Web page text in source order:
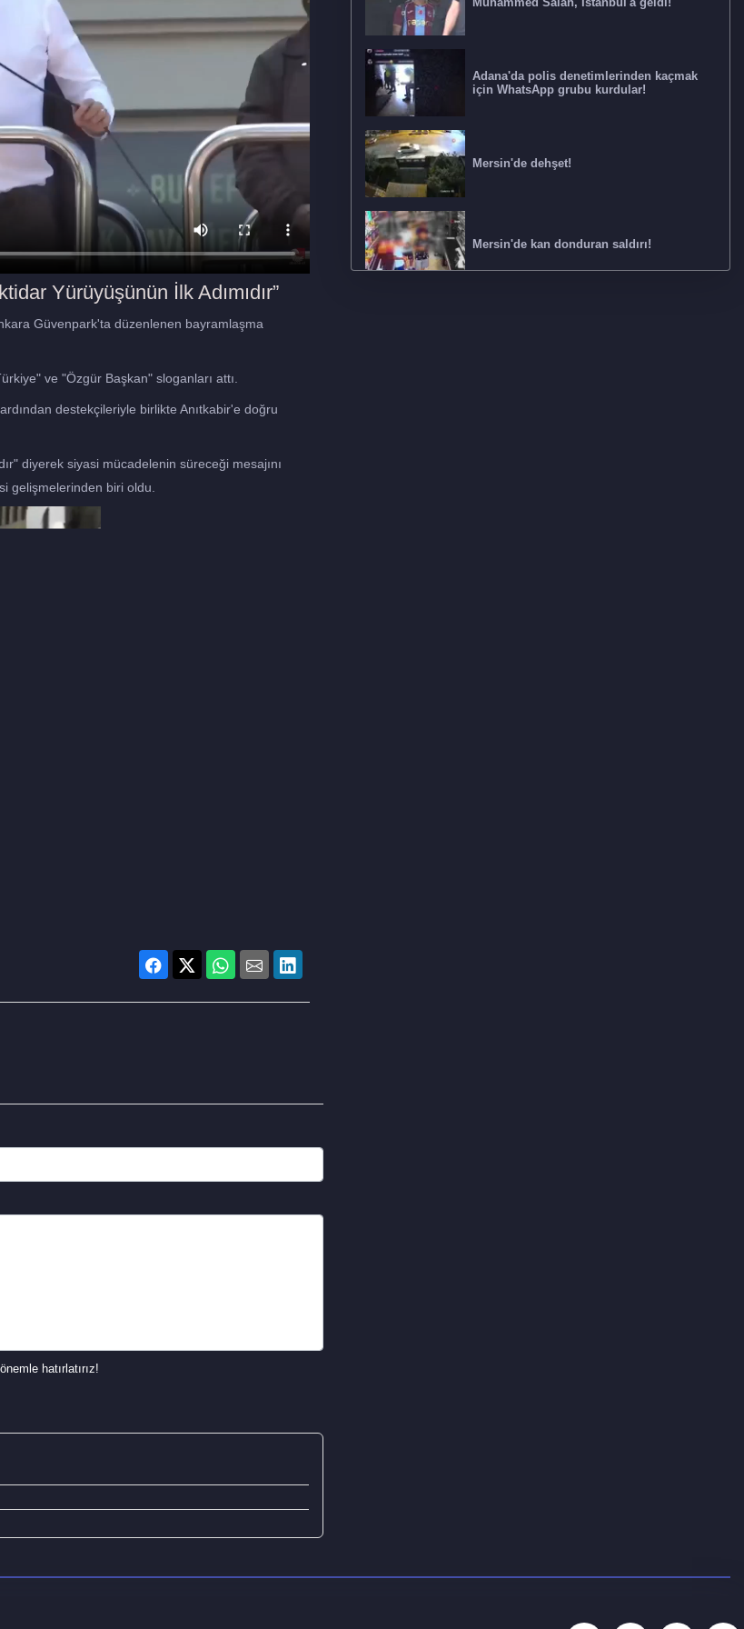
Yürüyüşünün İlk Adımıdır”
Güvenpark'ta düzenlenen bayramlaşma
ve "Özgür Başkan" sloganları attı.
destekçileriyle birlikte Anıtkabir'e doğru
diyerek siyasi mücadelenin süreceği mesajını
gelişmelerinden biri oldu.
hatırlatırız!
Adana'da polis denetimlerinden kaçmak
için WhatsApp grubu kurdular!
Mersin'de dehşet!
Mersin'de kan donduran saldırı!